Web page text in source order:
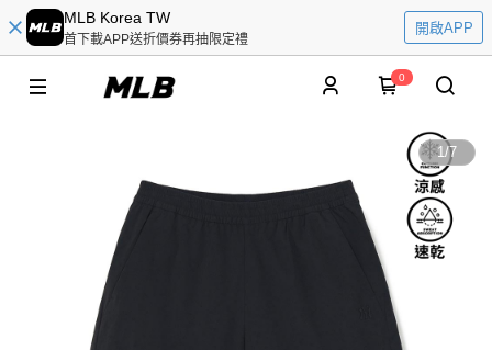
MLB Korea TW
首下載APP送折價券再抽限定禮
開啟APP
0
1/7